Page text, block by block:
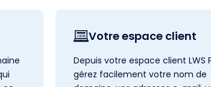
Votre espace client
Depuis votre espace client LWS
gérez facilement votre nom de